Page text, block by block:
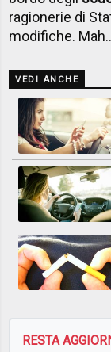
ragionerie di
modifiche.
VEDI ANCHE
RESTA